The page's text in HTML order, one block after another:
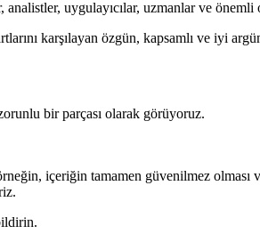
uygulayıcılar, uzmanlar ve önemli
karşılayan özgün, kapsamlı ve iyi
bir parçası olarak görüyoruz.
içeriğin tamamen güvenilmez